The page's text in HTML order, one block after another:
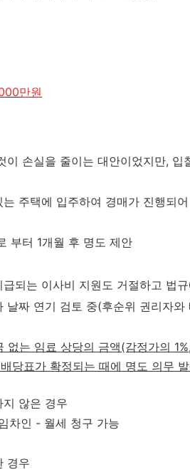
만원
손실을 줄이는 대안이었지만, 입
주택에 입주하여 경매가 진행되
부터 1개월 후 명도 제안
되는 이사비 지원도 거절하고 법
날짜 연기 검토 중(후순위 권리자와
없는 임료 상당의 금액(감정가의
당표가 확정되는 때에 명도 의무
않은 경우
인 - 월세 청구 가능
경우